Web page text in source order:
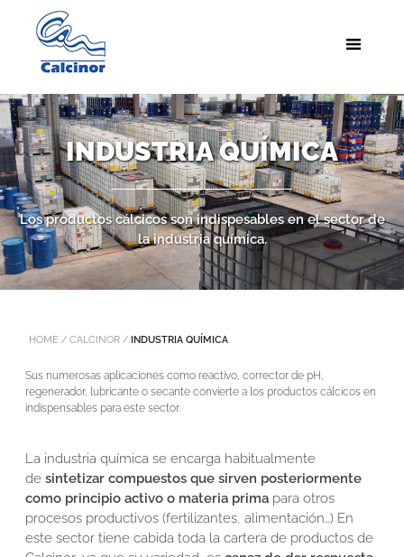
INDUSTRIA QUÍMICA
Los productos cálcicos son indispesables en el sector de
la industria química.
HOME / CALCINOR/ INDUSTRIA QUÍMICA
Sus numerosas aplicaciones como reactivo, corrector de pH,
regenerador, lubricante o secante convierte a los productos cálcicos en
indispensables para este sector.
La industria química se encarga habitualmente
de sintetizar compuestos que sirven posteriormente
como principio activo o materia primapara otros
procesos productivos (fertilizantes, alimentación…) En
este sector tiene cabida toda la cartera de productos de